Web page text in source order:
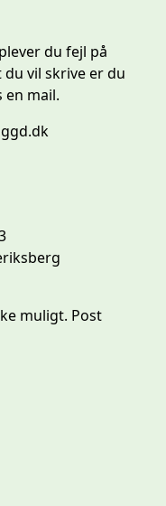
du fejl på
vil skrive er du
en mail.
muligt. Post